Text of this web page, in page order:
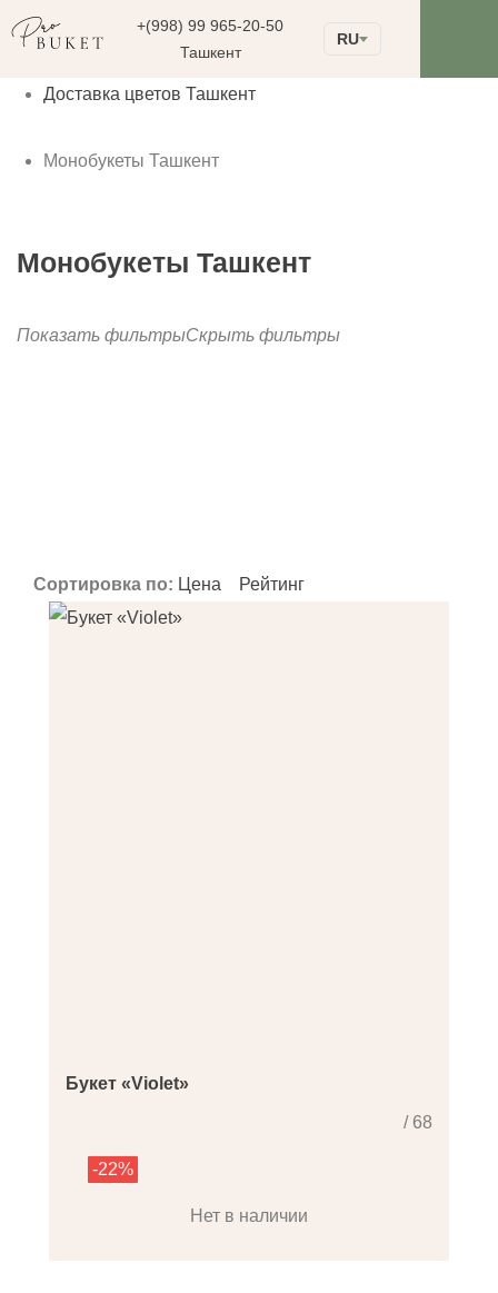
+(998) 99 965-20-50
Ташкент
RU
Доставка цветов Ташкент
Монобукеты Ташкент
Монобукеты Ташкент
Показать фильтрыСкрыть фильтры
Сортировка по: Цена Рейтинг
Букет «Violet»
/ 68
-22%
Нет в наличии